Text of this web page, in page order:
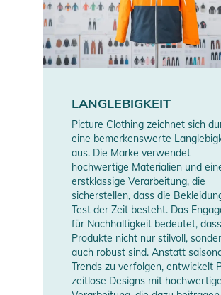
LANGLEBIGKEIT
Picture Clothing zeichnet sich
eine bemerkenswerte
aus. Die Marke verwendet
hochwertige Materialien und
erstklassige Verarbeitung, die
sicherstellen, dass die
Test der Zeit besteht. Das
für Nachhaltigkeit bedeutet,
Produkte nicht nur stilvoll,
auch robust sind. Anstatt
Trends zu verfolgen, entwickelt
zeitlose Designs mit